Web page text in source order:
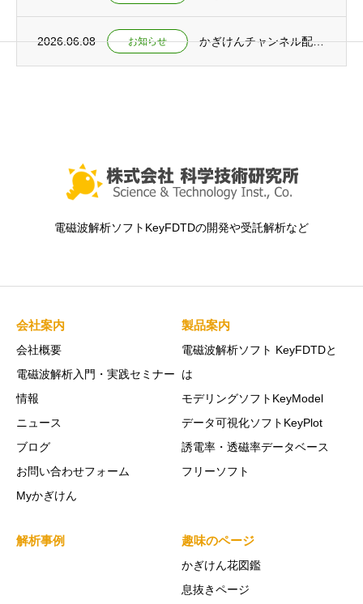
2026.06.08 お知らせ かぎけんチャンネル配信開始 ～「学生時代の学びは社会で活きる！」を公開～
電磁波解析ソフトKeyFDTDの開発や受託解析など
会社案内
会社概要
電磁波解析入門・実践セミナー
情報
ニュース
ブログ
お問い合わせフォーム
Myかぎけん
製品案内
電磁波解析ソフト KeyFDTDと
は
モデリングソフトKeyModel
データ可視化ソフトKeyPlot
誘電率・透磁率データベース
フリーソフト
解析事例 趣味のページ
かぎけん花図鑑
息抜きページ